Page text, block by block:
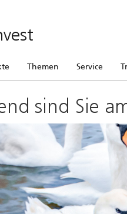
Themen Service
sind Sie